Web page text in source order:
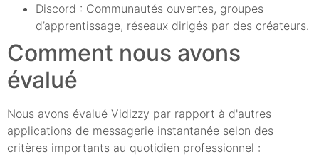
Discord : Communautés ouvertes, groupes
d’apprentissage, réseaux dirigés par des créateurs.
Comment nous avons
évalué
Nous avons évalué Vidizzy par rapport à d'autres
applications de messagerie instantanée selon des
critères importants au quotidien professionnel :